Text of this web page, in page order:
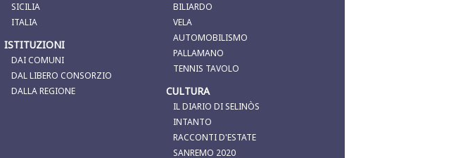
SICILIA
ITALIA
ISTITUZIONI
DAI COMUNI
DAL LIBERO CONSORZIO
DALLA REGIONE
BILIARDO
VELA
AUTOMOBILISMO
PALLAMANO
TENNIS TAVOLO
CULTURA
IL DIARIO DI SELINÒS
INTANTO
RACCONTI D'ESTATE
SANREMO 2020